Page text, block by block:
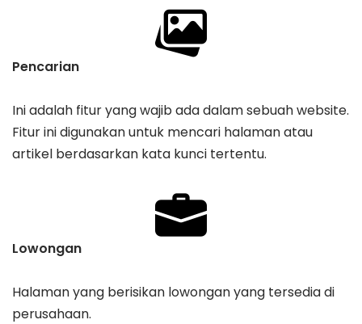
Pencarian
Ini adalah fitur yang wajib ada dalam sebuah website.
Fitur ini digunakan untuk mencari halaman atau
artikel berdasarkan kata kunci tertentu.
Lowongan
Halaman yang berisikan lowongan yang tersedia di
perusahaan.